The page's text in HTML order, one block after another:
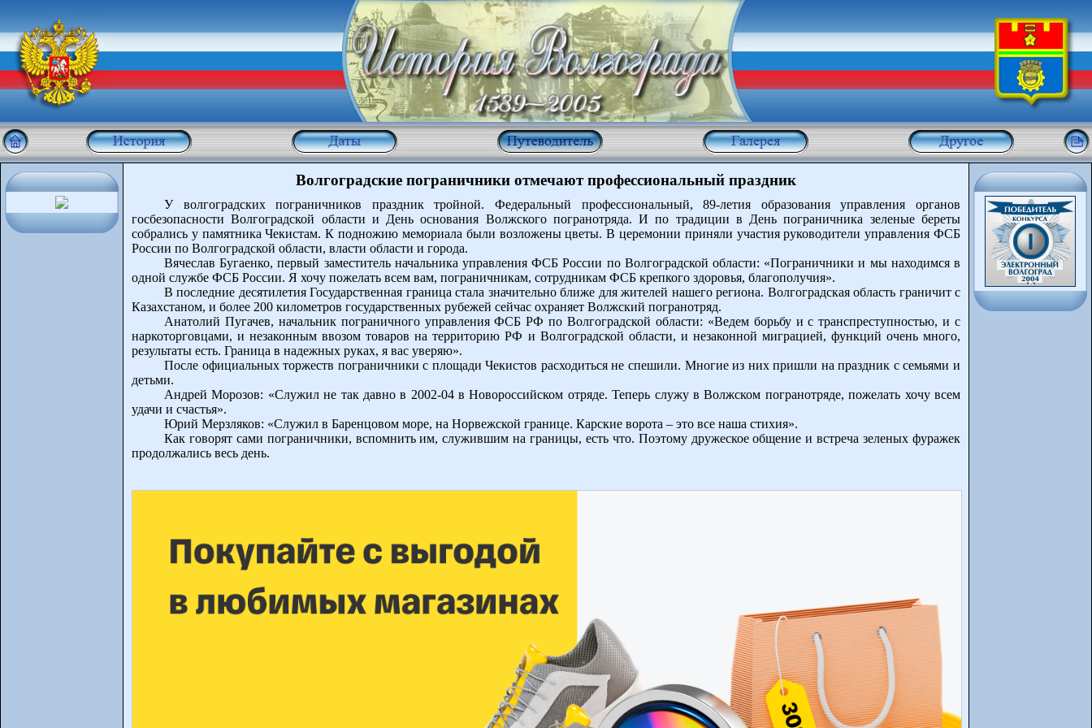
Волгоградские пограничники отмечают профессиональный праздник
У волгоградских пограничников праздник тройной. Федеральный профессиональный, 89-летия образования управления органов
госбезопасности Волгоградской области и День основания Волжского погранотряда. И по традиции в День пограничника зеленые береты
собрались у памятника Чекистам. К подножию мемориала были возложены цветы. В церемонии приняли участия руководители управления ФСБ
России по Волгоградской области, власти области и города.
Вячеслав Бугаенко, первый заместитель начальника управления ФСБ России по Волгоградской области: «Пограничники и мы находимся в
одной службе ФСБ России. Я хочу пожелать всем вам, пограничникам, сотрудникам ФСБ крепкого здоровья, благополучия».
В последние десятилетия Государственная граница стала значительно ближе для жителей нашего региона. Волгоградская область граничит с
Казахстаном, и более 200 километров государственных рубежей сейчас охраняет Волжский погранотряд.
Анатолий Пугачев, начальник пограничного управления ФСБ РФ по Волгоградской области: «Ведем борьбу и с транспреступностью, и с
наркоторговцами, и незаконным ввозом товаров на территорию РФ и Волгоградской области, и незаконной миграцией, функций очень много,
результаты есть. Граница в надежных руках, я вас уверяю».
После официальных торжеств пограничники с площади Чекистов расходиться не спешили. Многие из них пришли на праздник с семьями и
детьми.
Андрей Морозов: «Служил не так давно в 2002-04 в Новороссийском отряде. Теперь служу в Волжском погранотряде, пожелать хочу всем
удачи и счастья».
Юрий Мерзляков: «Служил в Баренцовом море, на Норвежской границе. Карские ворота – это все наша стихия».
Как говорят сами пограничники, вспомнить им, служившим на границы, есть что. Поэтому дружеское общение и встреча зеленых фуражек
продолжались весь день.